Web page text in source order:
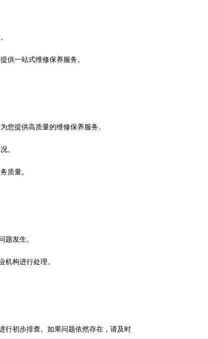
供一站式维修保养服务。
您提供高质量的维修保养服务。
。
质量。
题发生。
机构进行处理。
行初步排查。如果问题依然存在，请及时